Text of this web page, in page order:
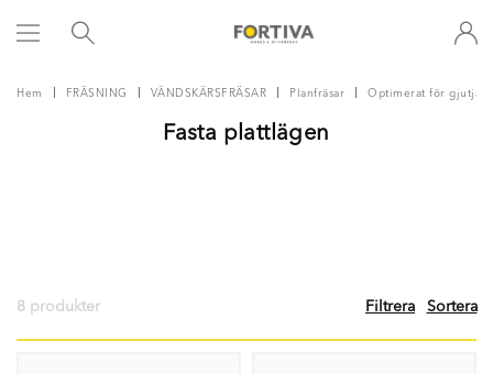
Hem FRÄSNING VÄNDSKÄRSFRÄSAR Planfräsar Optimerat för gjutjärn
Fasta plattlägen
8 produkter Filtrera Sortera